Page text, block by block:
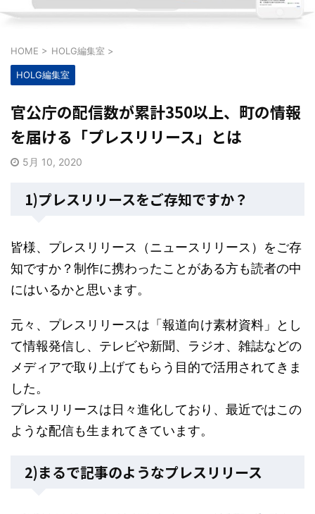
HOME > HOLG編集室 >
HOLG編集室
官公庁の配信数が累計350以上、町の情報
を届ける「プレスリリース」とは
5月 10, 2020
1)プレスリリースをご存知ですか？
皆様、プレスリリース（ニュースリリース）をご存
知ですか？制作に携わったことがある方も読者の中
にはいるかと思います。
元々、プレスリリースは「報道向け素材資料」とし
て情報発信し、テレビや新聞、ラジオ、雑誌などの
メディアで取り上げてもらう目的で活用されてきま
した。
プレスリリースは日々進化しており、最近ではこの
ような配信も生まれてきています。
2)まるで記事のようなプレスリリース